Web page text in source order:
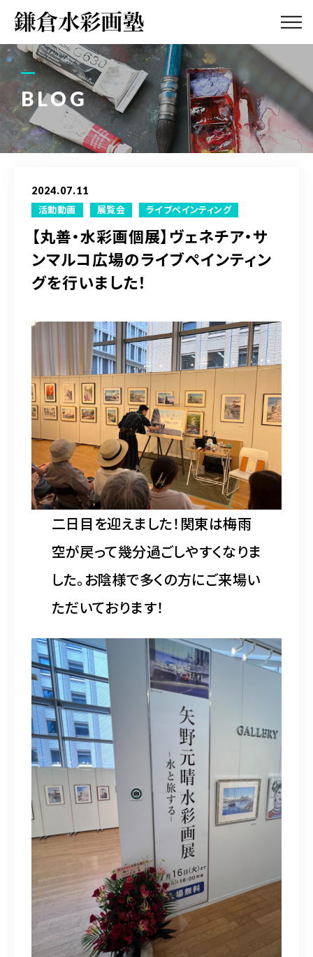
BLOG
2024.07.11
活動動画 展覧会 ライブペインティング
【丸善・水彩画個展】ヴェネチア・サ
ンマルコ広場のライブペインティン
グを行いました！
二日目を迎えました！関東は梅雨
空が戻って幾分過ごしやすくなりま
した。お陰様で多くの方にご来場い
ただいております！
ABOUT
画塾紹介・
アクセス
LESSON
教室案内
PROFILE
塾長紹介
BLOG
水彩ブログ
CONTACT
お問い合わせ
MEMBER
塾生専用
体験レッスンの申込み
取材・制作のご依頼 作品購入